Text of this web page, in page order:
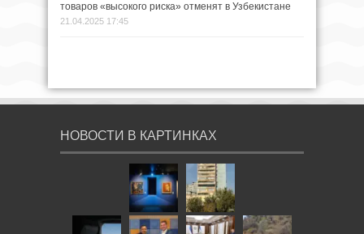
товаров «высокого риска» отменят в Узбекистане
21.04.2025 17:45
НОВОСТИ В КАРТИНКАХ